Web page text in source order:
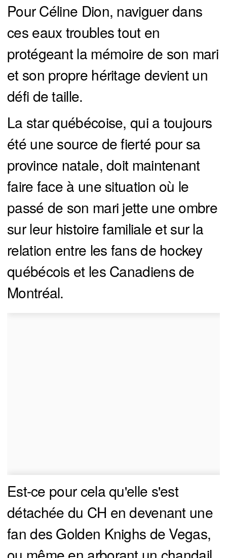
Pour Céline Dion, naviguer dans
ces eaux troubles tout en
protégeant la mémoire de son mari
et son propre héritage devient un
défi de taille.
La star québécoise, qui a toujours
été une source de fierté pour sa
province natale, doit maintenant
faire face à une situation où le
passé de son mari jette une ombre
sur leur histoire familiale et sur la
relation entre les fans de hockey
québécois et les Canadiens de
Montréal.
Est-ce pour cela qu'elle s'est
détachée du CH en devenant une
fan des Golden Knighs de Vegas,